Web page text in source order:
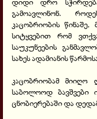
გამოავლინონ.
კაცობრიობის
სიტყვებით რომ
საუკუნეების
სახეს ადამიანის
კაცობრიობამ მიიღო
საბოლოოდ ბავშვები
ცნობიერებაში და